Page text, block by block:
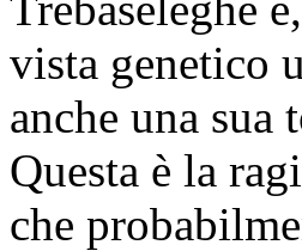
vista genetico
anche una sua
Questa è la
che